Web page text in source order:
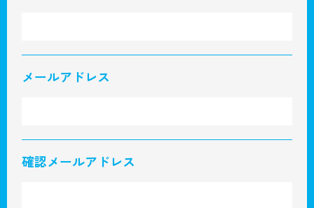
メールアドレス
確認メールアドレス